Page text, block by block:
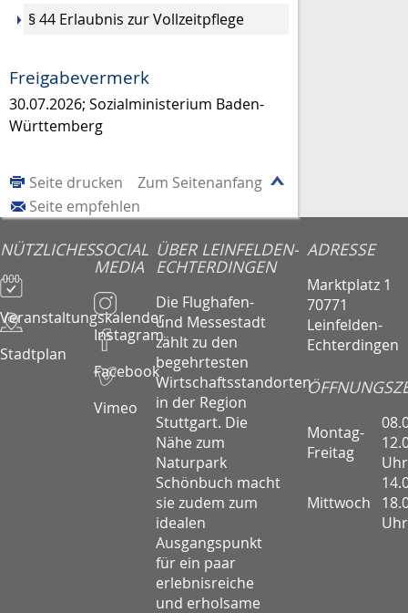
§ 44 Erlaubnis zur Vollzeitpflege
Freigabevermerk
30.07.2026; Sozialministerium Baden-
Württemberg
Zum Seitenanfang
Seite drucken
Seite empfehlen
NÜTZLICHES
Veranstaltungskalender
Stadtplan
SOCIAL
MEDIA
Instagram
Facebook
Vimeo
ÜBER LEINFELDEN-
ECHTERDINGEN
Die Flughafen-
und Messestadt
zählt zu den
begehrtesten
Wirtschaftsstandorten
in der Region
Stuttgart. Die
Nähe zum
Naturpark
Schönbuch macht
sie zudem zum
idealen
Ausgangspunkt
für ein paar
erlebnisreiche
und erholsame
ADRESSE
Marktplatz 1
70771
Leinfelden-
Echterdingen
Montag-
Freitag
Uhr
Mittwoch
Uhr